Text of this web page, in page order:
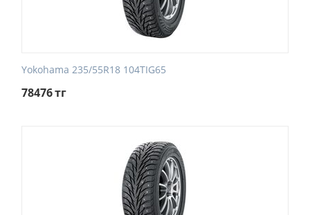
Yokohama 235/55R18 104TIG65
78476тг